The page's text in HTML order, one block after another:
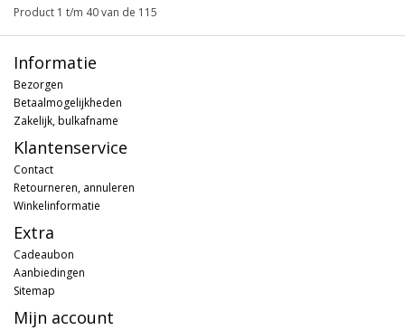
Product 1 t/m 40 van de 115
Informatie
Bezorgen
Betaalmogelijkheden
Zakelijk, bulkafname
Klantenservice
Contact
Retourneren, annuleren
Winkelinformatie
Extra
Cadeaubon
Aanbiedingen
Sitemap
Mijn account